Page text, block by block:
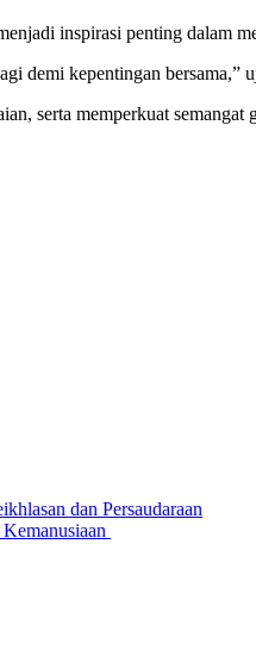
inspirasi penting dalam
demi kepentingan bersama,”
serta memperkuat
dan Persaudaraan